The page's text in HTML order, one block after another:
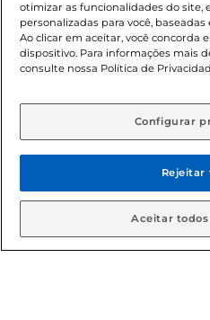
sofrer alterações sem prévia
de bebidas alcoólicas para
Lei n.º 8069/90, art. 81, inciso
Adolescente). Preços e
aviso prévio. O valor mínimo
© 2026 Copyright.
reservados
otimizar as funcionalidades do site,
personalizadas para você,
Ao clicar em aceitar, você concorda
dispositivo. Para informações mais
consulte nossa Política de
Configurar
Rejeitar
Aceitar todos